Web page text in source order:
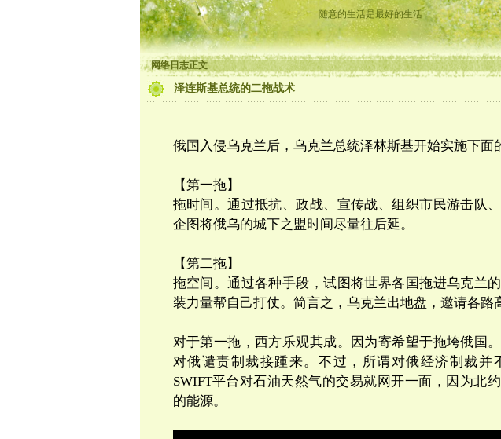
随意的生活是最好的生活
网络日志正文
泽连斯基总统的二拖战术
俄国入侵乌克兰后，乌克兰总统泽林斯基开始实施下面
【第一拖】
拖时间。通过抵抗、政战、宣传战、组织市民游击队
企图将俄乌的城下之盟时间尽量往后延。
【第二拖】
拖空间。通过各种手段，试图将世界各国拖进乌克兰
装力量帮自己打仗。简言之，乌克兰出地盘，邀请各路
对于第一拖，西方乐观其成。因为寄希望于拖垮俄国
对俄谴责制裁接踵来。不过，所谓对俄经济制裁并
SWIFT平台对石油天然气的交易就网开一面，因为北
的能源。